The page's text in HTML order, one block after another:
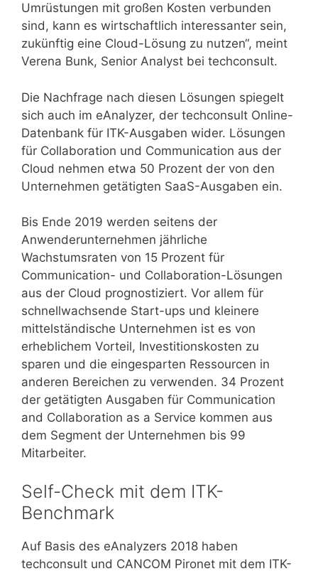
Umrüstungen mit großen Kosten verbunden
sind, kann es wirtschaftlich interessanter sein,
zukünftig eine Cloud-Lösung zu nutzen“, meint
Verena Bunk, Senior Analyst bei techconsult.
Die Nachfrage nach diesen Lösungen spiegelt
sich auch im eAnalyzer, der techconsult Online-
Datenbank für ITK-Ausgaben wider. Lösungen
für Collaboration und Communication aus der
Cloud nehmen etwa 50 Prozent der von den
Unternehmen getätigten SaaS-Ausgaben ein.
Bis Ende 2019 werden seitens der
Anwenderunternehmen jährliche
Wachstumsraten von 15 Prozent für
Communication- und Collaboration-Lösungen
aus der Cloud prognostiziert. Vor allem für
schnellwachsende Start-ups und kleinere
mittelständische Unternehmen ist es von
erheblichem Vorteil, Investitionskosten zu
sparen und die eingesparten Ressourcen in
anderen Bereichen zu verwenden. 34 Prozent
der getätigten Ausgaben für Communication
and Collaboration as a Service kommen aus
dem Segment der Unternehmen bis 99
Mitarbeiter.
Self-Check mit dem ITK-
Benchmark
Auf Basis des eAnalyzers 2018 haben
techconsult und CANCOM Pironet mit dem ITK-